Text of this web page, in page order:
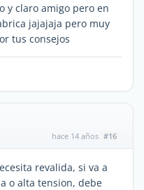
y claro amigo pero en
jajajaja pero muy
tus consejos
hace 14 años #16
revalida, si va a
o alta tension, debe